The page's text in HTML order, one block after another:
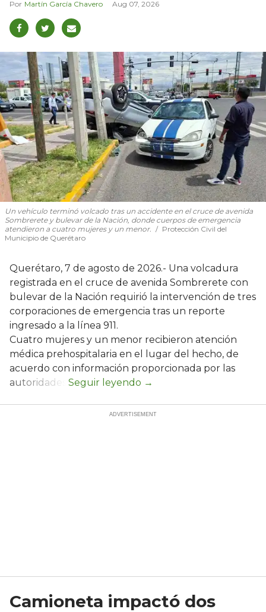
Martín García Chavero Aug 07, 2026
Un vehículo terminó volcado tras un accidente en el cruce de avenida
Sombrerete y bulevar de la Nación, donde cuerpos de emergencia
atendieron a cuatro mujeres y un menor.
Protección Civil del
Municipio de Querétaro
Querétaro, 7 de agosto de 2026.- Una volcadura
registrada en el cruce de avenida Sombrerete con
bulevar de la Nación requirió la intervención de tres
corporaciones de emergencia tras un reporte
ingresado a la línea 911.
Cuatro mujeres y un menor recibieron atención
médica prehospitalaria en el lugar del hecho, de
acuerdo con información proporcionada por las
autoridades.
Camioneta impactó dos